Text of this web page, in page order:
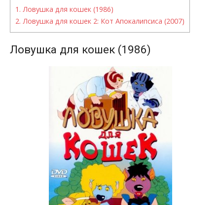
1. Ловушка для кошек (1986)
2. Ловушка для кошек 2: Кот Апокалипсиса (2007)
Ловушка для кошек (1986)